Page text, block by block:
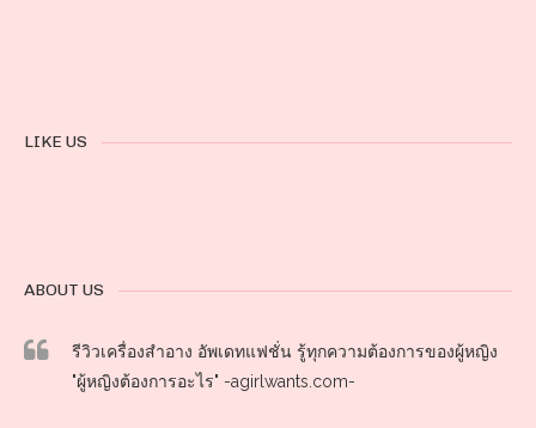
LIKE US
ABOUT US
รีวิวเครื่องสำอาง อัพเดทแฟชั่น รู้ทุกความต้องการของผู้หญิง
"ผู้หญิงต้องการอะไร" -agirlwants.com-